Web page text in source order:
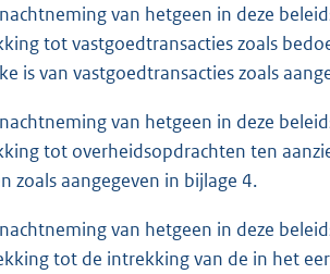
van hetgeen in deze
tot vastgoedtransacties zoals
is van vastgoedtransacties zoals
van hetgeen in deze
tot overheidsopdrachten ten
zoals aangegeven in bijlage 4.
van hetgeen in deze
tot de intrekking van de in het